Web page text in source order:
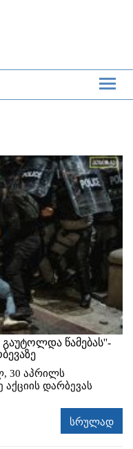
წამებას''-
30 აპრილს
დარბევას
სრულად